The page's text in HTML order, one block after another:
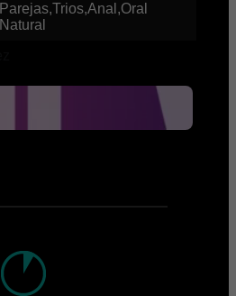
Parejas,Trios,Anal,Oral
Natural